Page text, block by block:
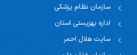
سازمان نظام پزشکی
اداره بهزیستی استان
سایت هلال احمر